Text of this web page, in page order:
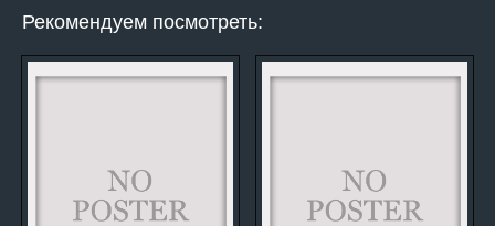
Рекомендуем посмотреть: